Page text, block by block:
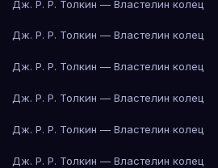
Дж. Р. Р. Толкин — Властелин колец
Дж. Р. Р. Толкин — Властелин колец
Дж. Р. Р. Толкин — Властелин колец
Дж. Р. Р. Толкин — Властелин колец
Дж. Р. Р. Толкин — Властелин колец
Дж. Р. Р. Толкин — Властелин колец